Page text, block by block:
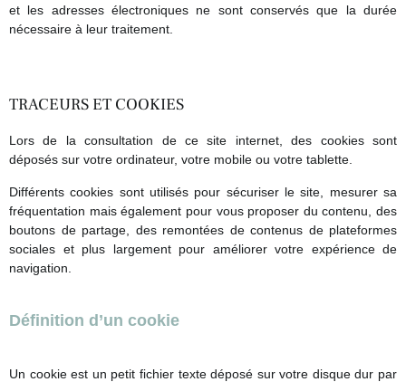
et les adresses électroniques ne sont conservés que la durée
nécessaire à leur traitement.
TRACEURS ET COOKIES
Lors de la consultation de ce site internet, des cookies sont
déposés sur votre ordinateur, votre mobile ou votre tablette.
Différents cookies sont utilisés pour sécuriser le site, mesurer sa
fréquentation mais également pour vous proposer du contenu, des
boutons de partage, des remontées de contenus de plateformes
sociales et plus largement pour améliorer votre expérience de
navigation.
Définition d’un cookie
Un cookie est un petit fichier texte déposé sur votre disque dur par